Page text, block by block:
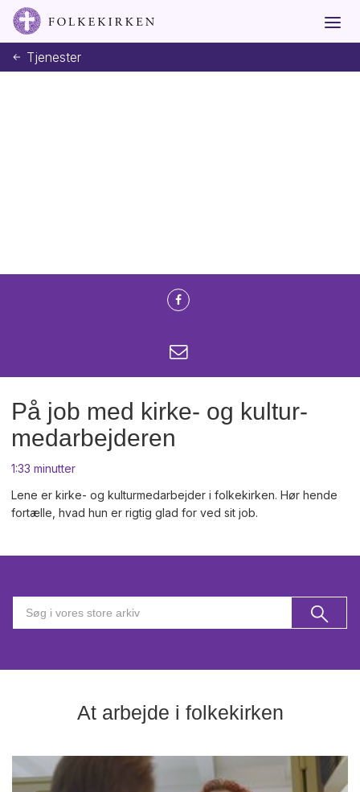
Tjenester
På job med kirke- og kultur-
medarbejderen
1:33 minutter
Lene er kirke- og kulturmedarbejder i folkekirken. Hør hende
fortælle, hvad hun er rigtig glad for ved sit job.
At arbejde i folkekirken